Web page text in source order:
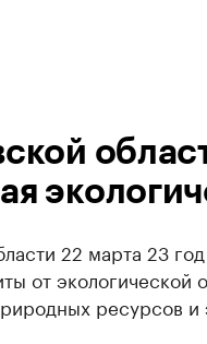
22 марта 23
от экологической
ресурсов и